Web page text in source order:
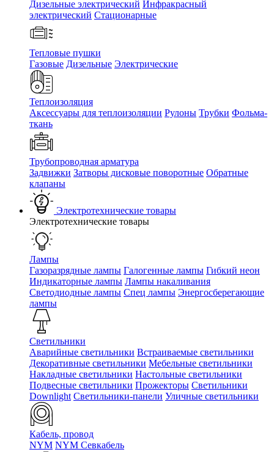
Дизельные электрический Инфракрасный
электрический Стационарные
Тепловые пушки
Газовые Дизельные Электрические
Теплоизоляция
Аксессуары для теплоизоляции Рулоны Трубки Фольма-
ткань
Трубопроводная арматура
Задвижки Затворы дисковые поворотные Обратные
клапаны
Электротехнические товары
Электротехнические товары
Лампы
Газоразрядные лампы Галогенные лампы Гибкий неон
Индикаторные лампы Лампы накаливания
Светодиодные лампы Спец лампы Энергосберегающие
лампы
Светильники
Аварийные светильники Встраиваемые светильники
Декоративные светильники Мебельные светильники
Накладные светильники Настольные светильники
Подвесные светильники Прожекторы Светильники
Downlight Светильники-панели Уличные светильники
Кабель, провод
NYM NYM Севкабель